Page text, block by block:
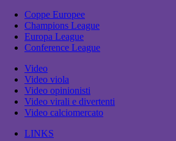
Coppe Europee
Champions League
Europa League
Conference League
Video
Video viola
Video opinionisti
Video virali e divertenti
Video calciomercato
LINKS